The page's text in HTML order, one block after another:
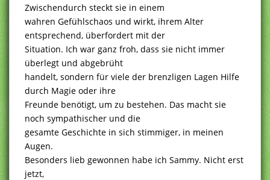
Zwischendurch steckt sie in einem
wahren Gefühlschaos und wirkt, ihrem Alter
entsprechend, überfordert mit der
Situation. Ich war ganz froh, dass sie nicht immer
überlegt und abgebrüht
handelt, sondern für viele der brenzligen Lagen Hilfe
durch Magie oder ihre
Freunde benötigt, um zu bestehen. Das macht sie
noch sympathischer und die
gesamte Geschichte in sich stimmiger, in meinen
Augen.
Besonders lieb gewonnen habe ich Sammy. Nicht erst
jetzt,